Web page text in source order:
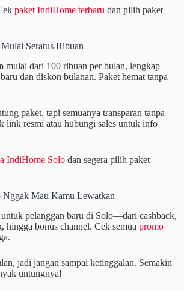
paket IndiHome terbaru dan pilih paket
Seratus Ribuan
mulai dari 100 ribuan per bulan, lengkap
dan diskon bulanan. Paket hemat tanpa
paket, tapi semuanya transparan tanpa
link resmi atau hubungi sales untuk info
IndiHome Solo dan segera pilih paket
Mau Kamu Lewatkan
pelanggan baru di Solo—dari cashback,
hingga bonus channel. Cek semua promo
jadi jangan sampai ketinggalan. Semakin
untungnya!